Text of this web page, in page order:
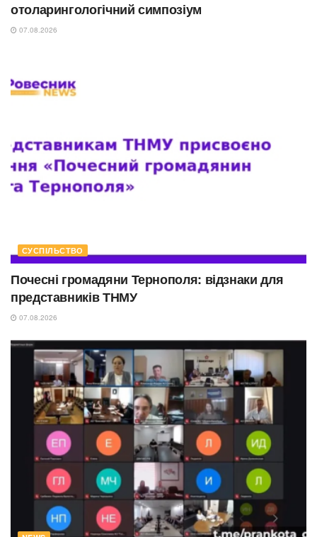
отоларингологічний симпозіум
07.08.2026
СУСПІЛЬСТВО
Почесні громадяни Тернополя: відзнаки для
представників ТНМУ
07.08.2026